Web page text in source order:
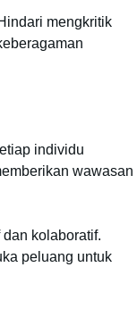
mengkritik
individu
wawasan
kolaboratif.
peluang untuk